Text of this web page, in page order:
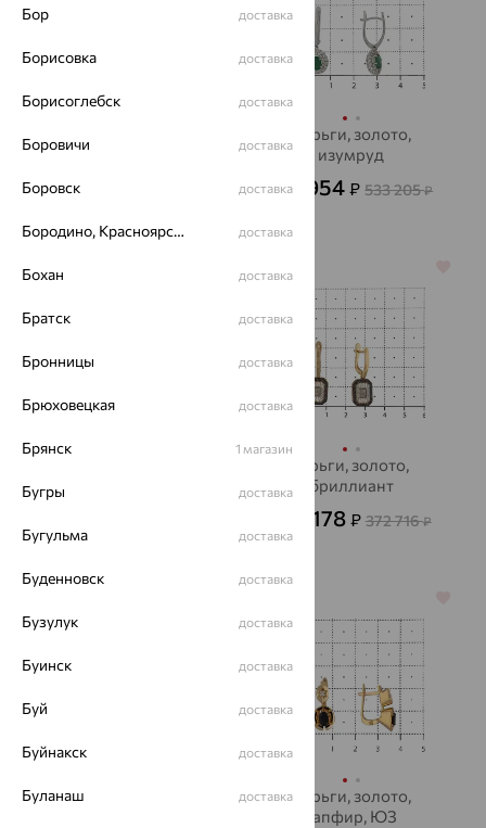
бриллиант
95 264
Серьги, золото,
изумруд
191 954₽ 533 205₽
серьги, золото,
бриллиант
134 178 ₽ 372 716₽
Серьги, серебро,
Серьги, золото,
сапфир, ЮЗ
Бор доставка
Борисовка доставка
Борисоглебск доставка
Боровичи доставка
Боровск доставка
Бородино, Красноярский край доставка
Бохан доставка
Братск доставка
Бронницы доставка
Брюховецкая доставка
Брянск 1 магазин
Бугры доставка
Бугульма доставка
Буденновск доставка
Бузулук доставка
Буинск доставка
Буй доставка
Буйнакск доставка
Буланаш доставка